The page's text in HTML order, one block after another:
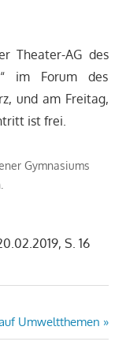
Theater-AG des
im Forum des
und am Freitag,
ist frei.
Gymnasiums
S. 16
Umweltthemen